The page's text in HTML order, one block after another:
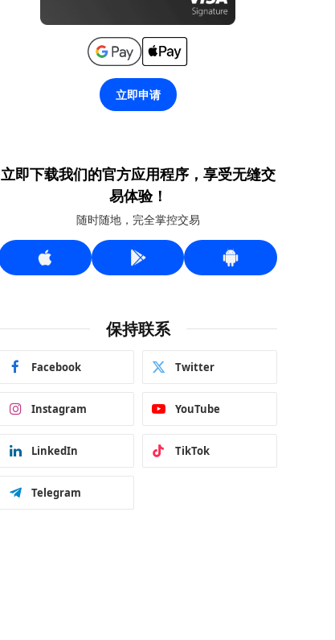
立即申请
立即下载我们的官方应用程序，享受无缝交
易体验！
随时随地，完全掌控交易
保持联系
Facebook Twitter
Instagram YouTube
LinkedIn TikTok
Telegram